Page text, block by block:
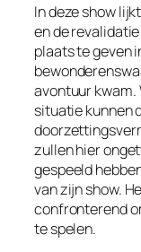
In deze show
en de
plaats te geven
avontuur kwam.
situatie kunnen
zullen hier
gespeeld
van zijn show.
confronterend
te spelen.